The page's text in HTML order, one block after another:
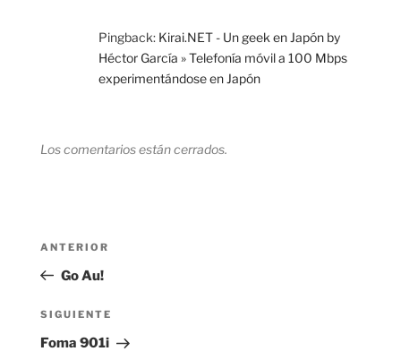
Pingback: Kirai.NET - Un geek en Japón by
Héctor García » Telefonía móvil a 100 Mbps
experimentándose en Japón
Los comentarios están cerrados.
entradas
Entrada
anterior:
ANTERIOR
Go Au!
Siguiente
entrada
SIGUIENTE
Foma 901i